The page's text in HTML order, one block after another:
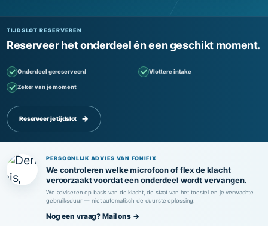
TIJDSLOT RESERVEREN
Reserveer het onderdeel én een geschikt moment.
Onderdeel gereserveerd Vlottere intake
Zeker van je moment
Reserveer je tijdslot
PERSOONLIJK ADVIES VAN FONIFIX
We controleren welke microfoon of flex de klacht
veroorzaakt voordat een onderdeel wordt vervangen.
We adviseren op basis van de klacht, de staat van het toestel en je verwachte
gebruiksduur — niet automatisch de duurste oplossing.
Nog een vraag? Mail ons →